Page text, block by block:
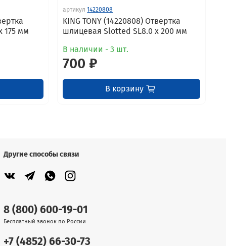
175 мм
артикул 14220808
KING TONY (14220808) Отвертка
шлицевая Slotted SL8.0 x 200 мм
В наличии - 3 шт.
700 ₽
В корзину
Другие способы связи
8 (800) 600-19-01
Бесплатный звонок по России
+7 (4852) 66-30-73